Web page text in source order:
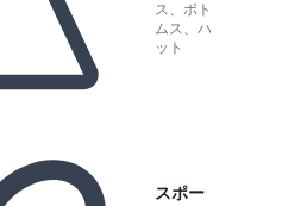
ス、ボト
ムス、ハ
ット
スポー